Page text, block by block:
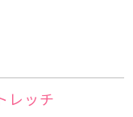
レッチ